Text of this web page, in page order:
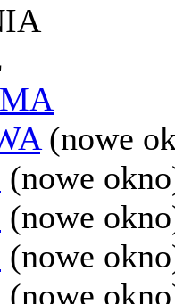
(nowe
(nowe
(nowe
(nowe
(nowe